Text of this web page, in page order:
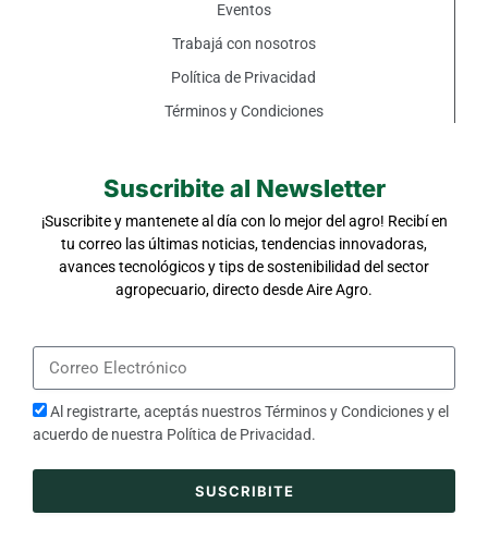
Eventos
Trabajá con nosotros
Política de Privacidad
Términos y Condiciones
Suscribite al Newsletter
¡Suscribite y mantenete al día con lo mejor del agro! Recibí en
tu correo las últimas noticias, tendencias innovadoras,
avances tecnológicos y tips de sostenibilidad del sector
agropecuario, directo desde Aire Agro.
Al registrarte, aceptás nuestrosTérminos y Condicionesy el
acuerdo de nuestra Política de Privacidad.
SUSCRIBITE